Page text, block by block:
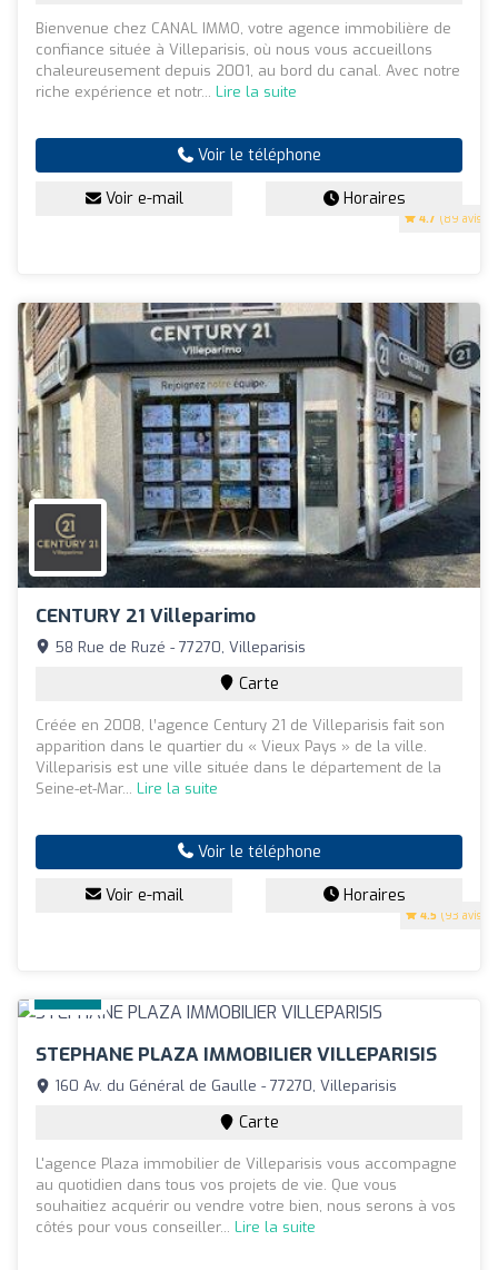
4.7 (89 avis)
Bienvenue chez CANAL IMMO, votre agence immobilière de
confiance située à Villeparisis, où nous vous accueillons
chaleureusement depuis 2001, au bord du canal. Avec notre
riche expérience et notr... Lire la suite
Voir le téléphone
Voir e-mail Horaires
CENTURY 21 Villeparimo
4.5 (93 avis)
58 Rue de Ruzé - 77270, Villeparisis
Carte
Créée en 2008, l’agence Century 21 de Villeparisis fait son
apparition dans le quartier du « Vieux Pays » de la ville.
Villeparisis est une ville située dans le département de la
Seine-et-Mar... Lire la suite
Voir le téléphone
Voir e-mail Horaires
STEPHANE PLAZA IMMOBILIER VILLEPARISIS
160 Av. du Général de Gaulle - 77270, Villeparisis
Carte
L'agence Plaza immobilier de Villeparisis vous accompagne
au quotidien dans tous vos projets de vie. Que vous
souhaitiez acquérir ou vendre votre bien, nous serons à vos
côtés pour vous conseiller... Lire la suite